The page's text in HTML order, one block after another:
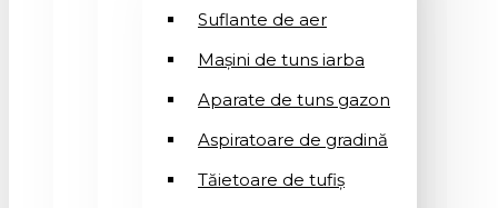
Suflantе de aer
Mașini de tuns iarba
Aparate de tuns gazon
Aspiratoare de gradină
Tăietoare de tufiș